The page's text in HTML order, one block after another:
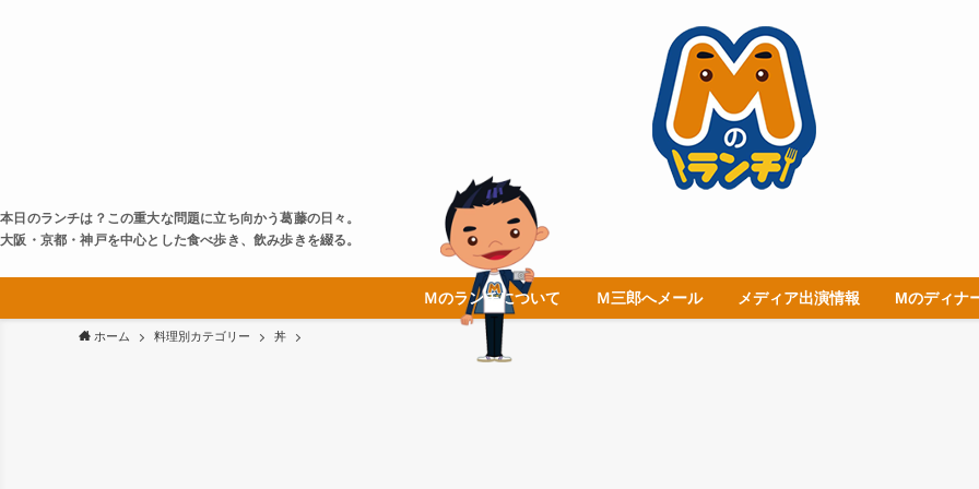
本日のランチは？この重大な問題に立ち向かう葛藤の日々。
大阪・京都・神戸を中心とした食べ歩き、飲み歩きを綴る。
Ｍのランチについて Ｍ三郎へメール メディア出演情報 Mのディナ
ホーム 料理別カテゴリー 丼